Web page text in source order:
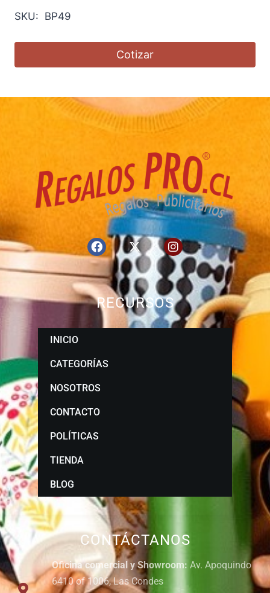
SKU: BP49
Cotizar
CONTÁCTANOS
Oficina comercial y Showroom: Av. Apoquindo
6410 of 1006, Las Condes
RECURSOS
INICIO
CATEGORÍAS
NOSOTROS
CONTACTO
POLÍTICAS
TIENDA
BLOG